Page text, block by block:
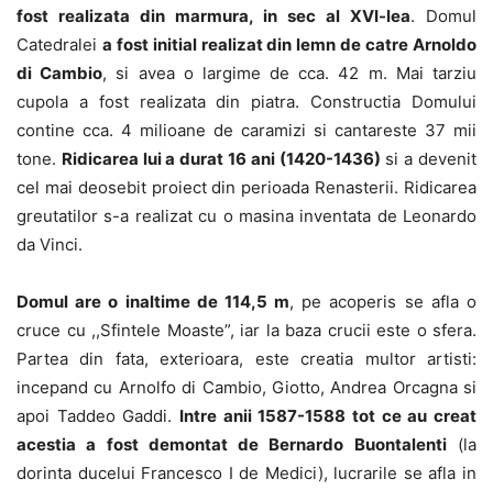
fost realizata din marmura, in sec al XVI-lea. Domul
Catedralei a fost initial realizat din lemn de catre Arnoldo
di Cambio, si avea o largime de cca. 42 m. Mai tarziu
cupola a fost realizata din piatra. Constructia Domului
contine cca. 4 milioane de caramizi si cantareste 37 mii
tone. Ridicarea lui a durat 16 ani (1420-1436) si a devenit
cel mai deosebit proiect din perioada Renasterii. Ridicarea
greutatilor s-a realizat cu o masina inventata de Leonardo
da Vinci.
Domul are o inaltime de 114,5 m, pe acoperis se afla o
cruce cu ,,Sfintele Moaste”, iar la baza crucii este o sfera.
Partea din fata, exterioara, este creatia multor artisti:
incepand cu Arnolfo di Cambio, Giotto, Andrea Orcagna si
apoi Taddeo Gaddi. Intre anii 1587-1588 tot ce au creat
acestia a fost demontat de Bernardo Buontalenti(la
dorinta ducelui Francesco I de Medici), lucrarile se afla in